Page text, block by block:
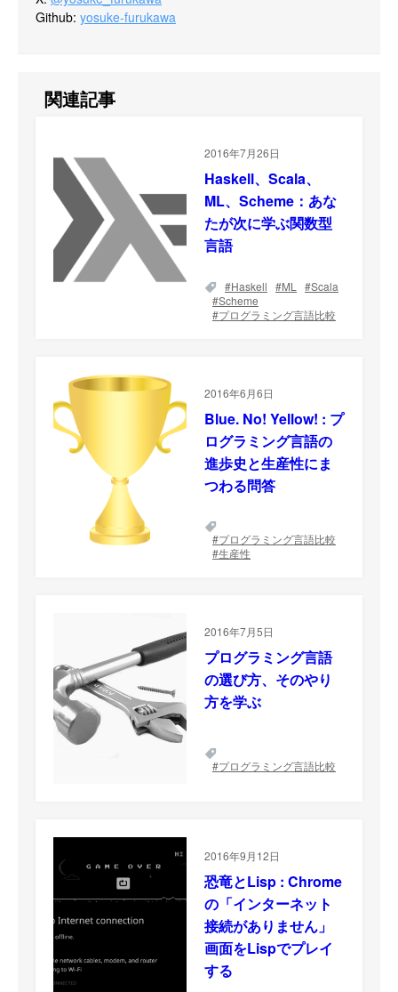
Github: yosuke-furukawa
関連記事
2016年7月26日
Haskell、Scala、
ML、Scheme：あな
たが次に学ぶ関数型
言語
Haskell ML
Scala
Scheme
プログラミング言語比較
2016年6月6日
Blue. No! Yellow! : プ
ログラミング言語の
進歩史と生産性にま
つわる問答
プログラミング言語比較
生産性
2016年7月5日
プログラミング言語
の選び方、そのやり
方を学ぶ
プログラミング言語比較
2016年9月12日
恐竜とLisp : Chrome
の「インターネット
接続がありません」
画面をLispでプレイ
する